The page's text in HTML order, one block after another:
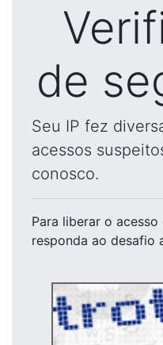
de
Seu IP fez
acessos
conosco.
Para liberar o acesso
responda ao desafio